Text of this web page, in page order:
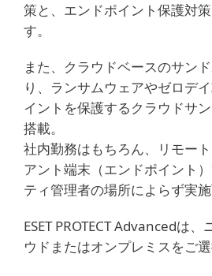
策と、エンドポイント保護対
す。
また、クラウドベースのサン
り、ランサムウェアやゼロデ
イントを保護するクラウドサ
搭載。
社内勤務はもちろん、リモー
アント端末（エンドポイント
ティ管理者の場所によらず実施
ESET PROTECT Advancedは
ウドまたはオンプレミスをご選